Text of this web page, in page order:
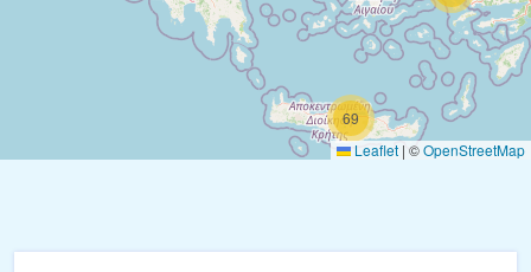
69
Leaflet | ©OpenStreetMap